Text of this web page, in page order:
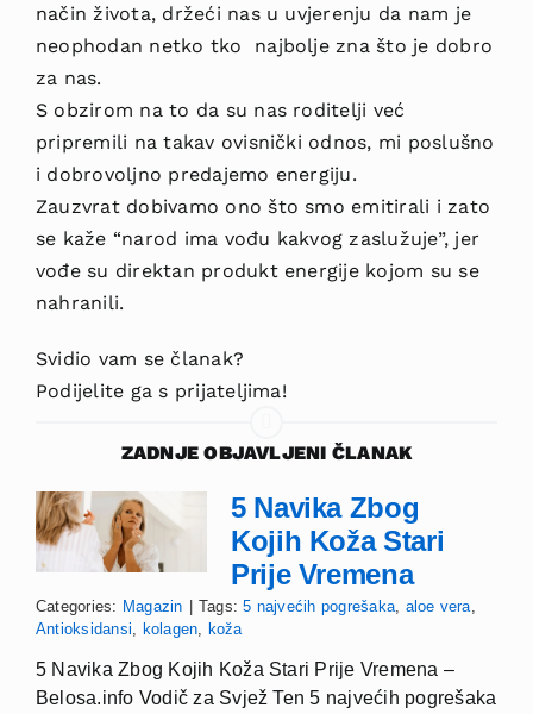
način života, držeći nas u uvjerenju da nam je
neophodan netko tko najbolje zna što je dobro
za nas.
S obzirom na to da su nas roditelji već
pripremili na takav ovisnički odnos, mi poslušno
i dobrovoljno predajemo energiju.
Zauzvrat dobivamo ono što smo emitirali i zato
se kaže “narod ima vođu kakvog zaslužuje”, jer
vođe su direktan produkt energije kojom su se
nahranili.
Svidio vam se članak?
Podijelite ga s prijateljima!
ZADNJE OBJAVLJENI ČLANAK
5 Navika Zbog
Kojih Koža Stari
Prije Vremena
Categories: Magazin Tags:5 najvećih pogrešaka aloe vera
Antioksidansi
kolagen koža
5 Navika Zbog Kojih Koža Stari Prije Vremena –
Belosa.info Vodič za Svjež Ten 5 najvećih pogrešaka